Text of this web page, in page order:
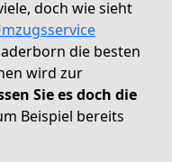
doch wie sieht
die besten
wird zur
Sie es doch die
Beispiel bereits